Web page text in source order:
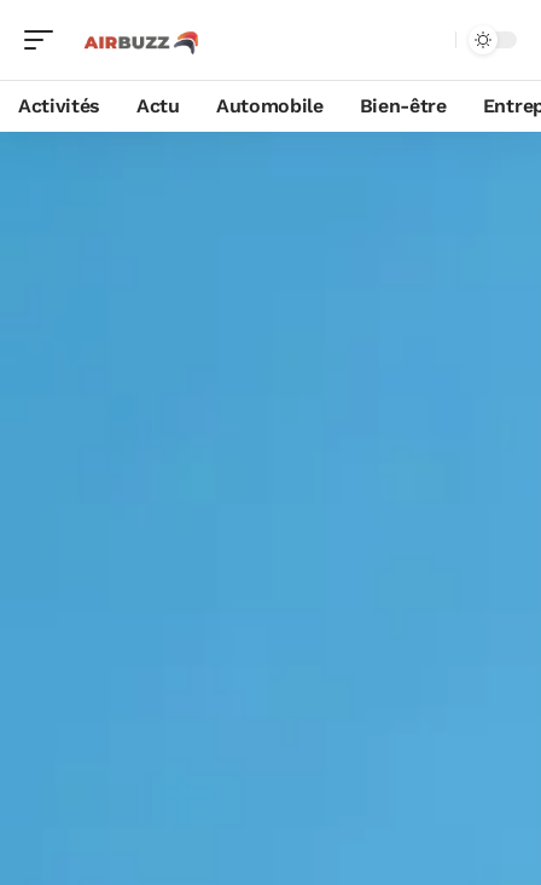
Activités Actu Automobile Bien-être